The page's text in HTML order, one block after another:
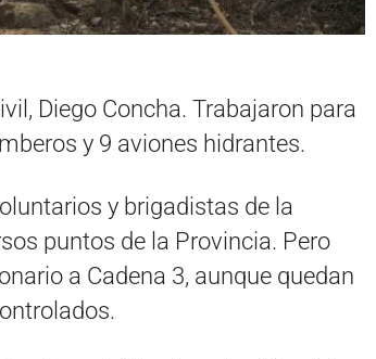
Diego Concha. Trabajaron para
y 9 aviones hidrantes.
y brigadistas de la
puntos de la Provincia. Pero
a Cadena 3, aunque quedan